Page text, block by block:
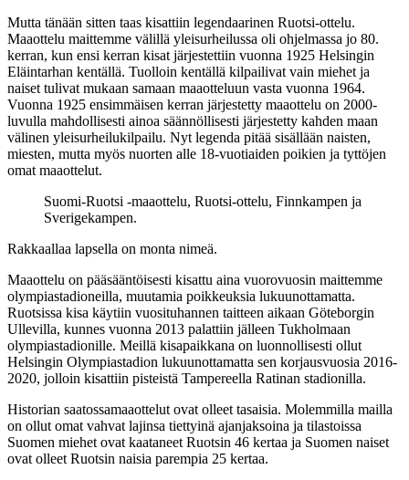
Mutta tänään sitten taas kisattiin legendaarinen Ruotsi-ottelu.
Maaottelu maittemme välillä yleisurheilussa oli ohjelmassa jo 80.
kerran, kun ensi kerran kisat järjestettiin vuonna 1925 Helsingin
Eläintarhan kentällä. Tuolloin kentällä kilpailivat vain miehet ja
naiset tulivat mukaan samaan maaotteluun vasta vuonna 1964.
Vuonna 1925 ensimmäisen kerran järjestetty maaottelu on 2000-
luvulla mahdollisesti ainoa säännöllisesti järjestetty kahden maan
välinen yleisurheilukilpailu. Nyt legenda pitää sisällään naisten,
miesten, mutta myös nuorten alle 18-vuotiaiden poikien ja tyttöjen
omat maaottelut.
Suomi-Ruotsi -maaottelu, Ruotsi-ottelu, Finnkampen ja
Sverigekampen.
Rakkaallaa lapsella on monta nimeä.
Maaottelu on pääsääntöisesti kisattu aina vuorovuosin maittemme
olympiastadioneilla, muutamia poikkeuksia lukuunottamatta.
Ruotsissa kisa käytiin vuosituhannen taitteen aikaan Göteborgin
Ullevilla, kunnes vuonna 2013 palattiin jälleen Tukholmaan
olympiastadionille. Meillä kisapaikkana on luonnollisesti ollut
Helsingin Olympiastadion lukuunottamatta sen korjausvuosia 2016-
2020, jolloin kisattiin pisteistä Tampereella Ratinan stadionilla.
Historian saatossamaaottelut ovat olleet tasaisia. Molemmilla mailla
on ollut omat vahvat lajinsa tiettyinä ajanjaksoina ja tilastoissa
Suomen miehet ovat kaataneet Ruotsin 46 kertaa ja Suomen naiset
ovat olleet Ruotsin naisia parempia 25 kertaa.